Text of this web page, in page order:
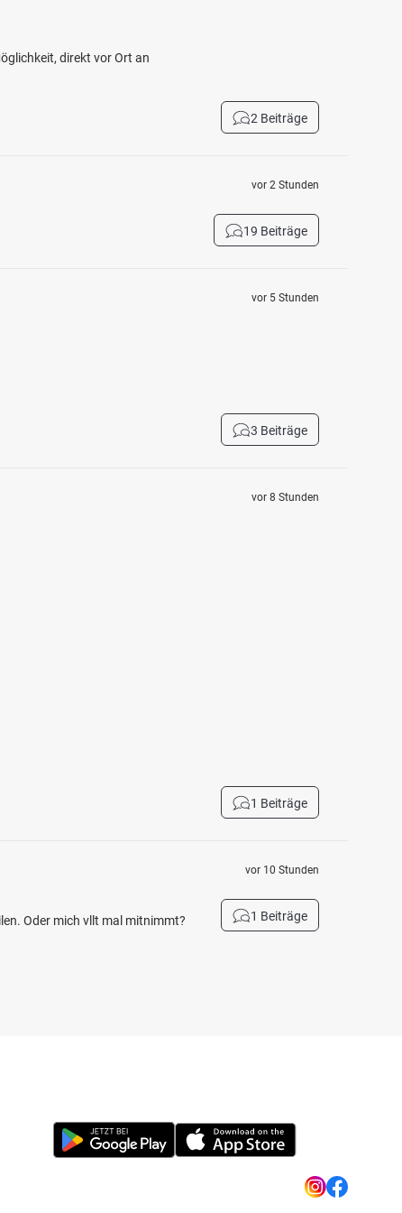
direkt vor Ort an
2 Beiträge
vor 2 Stunden
19 Beiträge
vor 5 Stunden
3 Beiträge
vor 8 Stunden
1 Beiträge
Oder mich vllt mal mitnimmt?
vor 10 Stunden
1 Beiträge